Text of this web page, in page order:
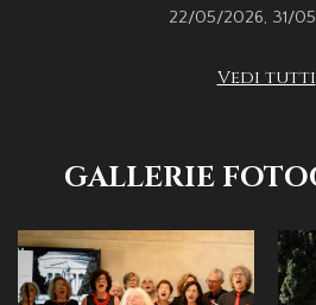
22/05/2026, 31/
Vedi tutti
GALLERIE